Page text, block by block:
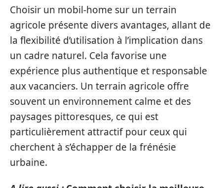
Choisir un mobil-home sur un terrain
agricole présente divers avantages, allant de
la flexibilité d’utilisation à l’implication dans
un cadre naturel. Cela favorise une
expérience plus authentique et responsable
aux vacanciers. Un terrain agricole offre
souvent un environnement calme et des
paysages pittoresques, ce qui est
particulièrement attractif pour ceux qui
cherchent à s’échapper de la frénésie
urbaine.